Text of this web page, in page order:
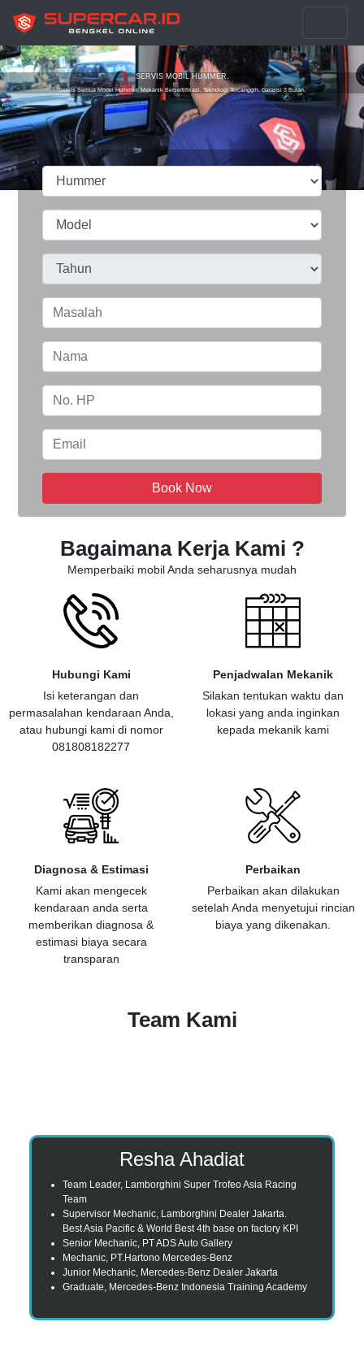
SERVIS MOBIL HUMMER.
Servis Semua Model Hummer. Mekanik Bersertifikasi. Teknologi Tercanggih. Garansi 3 Bulan.
Book Now
Bagaimana Kerja Kami ?
Memperbaiki mobil Anda seharusnya mudah
Hubungi Kami
Isi keterangan dan
permasalahan kendaraan Anda,
atau hubungi kami di nomor
081808182277
Penjadwalan Mekanik
Silakan tentukan waktu dan
lokasi yang anda inginkan
kepada mekanik kami
Diagnosa & Estimasi
Kami akan mengecek
kendaraan anda serta
memberikan diagnosa &
estimasi biaya secara
transparan
Perbaikan
Perbaikan akan dilakukan
setelah Anda menyetujui rincian
biaya yang dikenakan.
Team Kami
Resha Ahadiat
Team Leader, Lamborghini Super Trofeo Asia Racing
Team
Supervisor Mechanic, Lamborghini Dealer Jakarta.
Best Asia Pacific & World Best 4th base on factory KPI
Senior Mechanic, PT ADS Auto Gallery
Mechanic, PT.Hartono Mercedes-Benz
Junior Mechanic, Mercedes-Benz Dealer Jakarta
Graduate, Mercedes-Benz Indonesia Training Academy